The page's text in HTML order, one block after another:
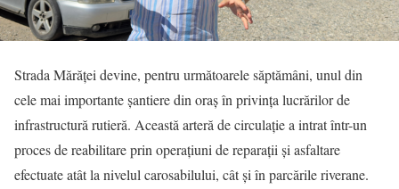
Strada Mărăței devine, pentru următoarele săptămâni, unul din
cele mai importante șantiere din oraș în privința lucrărilor de
infrastructură rutieră. Această arteră de circulație a intrat într-un
proces de reabilitare prin operațiuni de reparații și asfaltare
efectuate atât la nivelul carosabilului, cât și în parcările riverane.